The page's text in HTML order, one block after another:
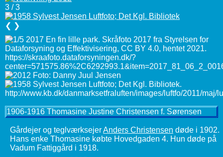
3 / 3
❮ ❯
1906-1916 Thomasine Justine Christensen f. Sørensen
Gårdejer og teglværksejerAnders Christensen døde i 1902.
Hans enke Thomasine købte Hovedgaden 4. Hun døde på
Vadum Fattiggård i 1918.